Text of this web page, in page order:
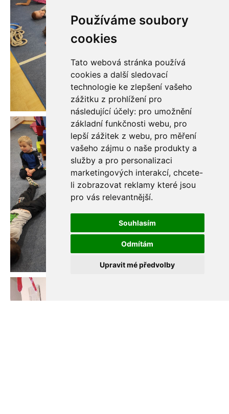
Používáme soubory
cookies
Tato webová stránka používá
cookies a další sledovací
technologie ke zlepšení vašeho
zážitku z prohlížení pro
následující účely: pro umožnění
základní funkčnosti webu, pro
lepší zážitek z webu, pro měření
vašeho zájmu o naše produkty a
služby a pro personalizaci
marketingových interakcí, chcete-
li zobrazovat reklamy které jsou
pro vás relevantnější.
Souhlasím
Odmítám
Upravit mé předvolby